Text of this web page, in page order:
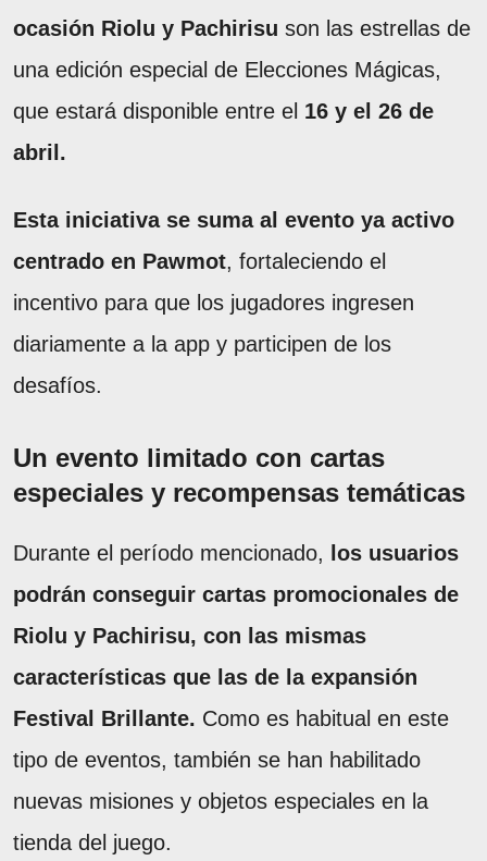
ocasión Riolu y Pachirisu son las estrellas de
una edición especial de Elecciones Mágicas,
que estará disponible entre el 16 y el 26 de
abril.
Esta iniciativa se suma al evento ya activo
centrado en Pawmot, fortaleciendo el
incentivo para que los jugadores ingresen
diariamente a la app y participen de los
desafíos.
Un evento limitado con cartas
especiales y recompensas temáticas
Durante el período mencionado,
los usuarios
podrán conseguir cartas promocionales de
Riolu y Pachirisu, con las mismas
características que las de la expansión
Festival Brillante. Como es habitual en este
tipo de eventos, también se han habilitado
nuevas misiones y objetos especiales en la
tienda del juego.